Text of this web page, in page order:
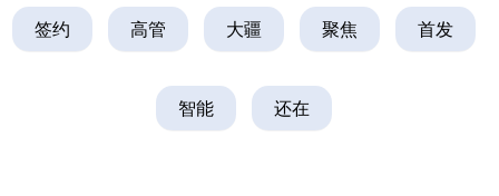
签约 高管 大疆 聚焦 首发
智能 还在